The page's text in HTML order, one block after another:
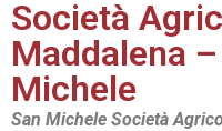
Società
Maddalena
Michele
San Michele Società